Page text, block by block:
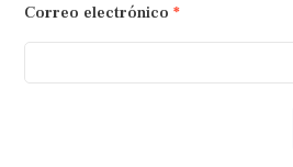
Correo electrónico *